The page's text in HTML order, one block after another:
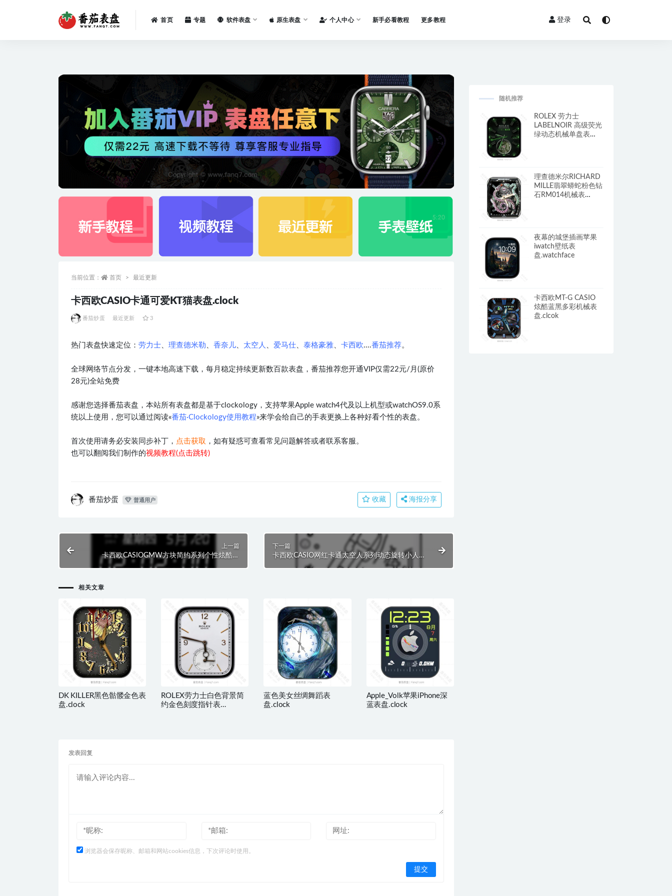
首页 专题 软件表盘 原生表盘 个人中心 新手必看教程 更多教程 登录
当前位置： 首页 最近更新
卡西欧CASIO卡通可爱KT猫表盘.clock
番茄炒蛋 最近更新 3
热门表盘快速定位： 劳力士、 理查德米勒 、 香奈儿、 太空人 、 爱马仕、 泰格豪雅、 卡西欧....番茄推荐。
全球网络节点分发，一键本地高速下载，每月稳定持续更新数百款表盘，番茄推荐您开通VIP仅需22元/月(原价
28元)全站免费
感谢您选择番茄表盘，本站所有表盘都是基于clockology，支持苹果Apple watch4代及以上机型或watchOS9.0系
统以上使用，您可以通过阅读«番茄·Clockology使用教程»来学会给自己的手表更换上各种好看个性的表盘。
首次使用请务必安装同步补丁， 点击获取 ，如有疑惑可查看常见问题解答或者联系客服。
也可以翻阅我们制作的视频教程(点击跳转)
番茄炒蛋 普通用户 收藏 海报分享
上一篇
卡西欧CASIOGMW方块简约系列个性炫酷黑
下一篇
卡西欧CASIO网红卡通太空人系列动态旋转小人黑
白简约表盘.clock
相关文章
DK KILLER黑色骷髅金色表
盘.clock
ROLEX劳力士白色背景简
约金色刻度指针表
蓝色美女丝绸舞蹈表
盘.clock
Apple_Volk苹果iPhone深
蓝表盘.clock
发表回复
浏览器会保存昵称、邮箱和网站cookies信息，下次评论时使用。
随机推荐
ROLEX 劳力士
LABELNOIR 高级荧光
绿动态机械单盘表
理查德米尔RICHARD
MILLE翡翠蟒蛇粉色钻
石RM014机械表
夜幕的城堡插画苹果
iwatch壁纸表
盘.watchface
卡西欧MT-G CASIO
炫酷蓝黑多彩机械表
盘.clcok